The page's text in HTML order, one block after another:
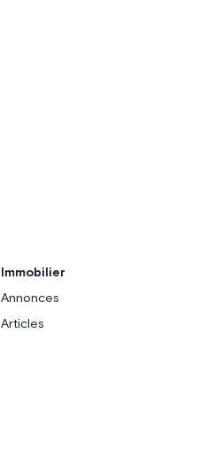
Immobilier
Annonces
Articles